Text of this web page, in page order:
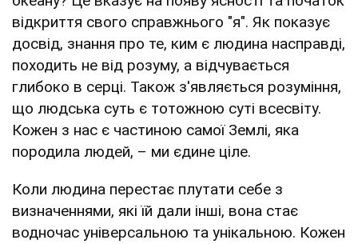
відкриття свого справжнього "я". Як показує
досвід, знання про те, ким є людина насправді,
походить не від розуму, а відчувається
глибоко в серці. Також з'являється розуміння,
що людська суть є тотожною суті всесвіту.
Кожен з нас є частиною самої Землі, яка
породила людей, – ми єдине ціле.
Коли людина перестає плутати себе з
визначеннями, які їй дали інші, вона стає
водночас універсальною та унікальною. Кожен